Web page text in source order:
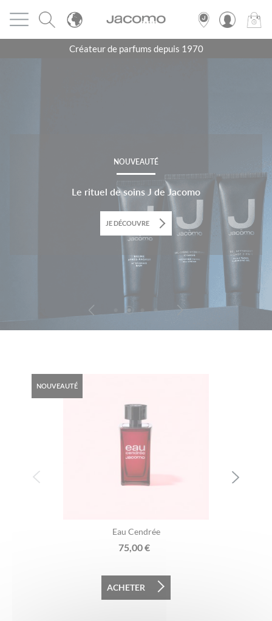
Ouvrir le menu JACOMO
0
Créateur de parfums depuis 1970
NOUVELLE
Eau Cendrée
JE DÉCOUVRE
NOUVEAUTÉ
Eau Cendrée
75,00€
ACHETER